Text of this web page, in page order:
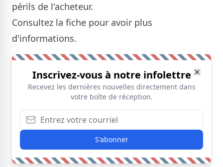
périls de l'acheteur.
Consultez la fiche pour avoir plus
d'informations.
Inscrivez-vous à notre infolettre
Recevez les dernières nouvelles directement dans
votre boîte de réception.
S'abonner